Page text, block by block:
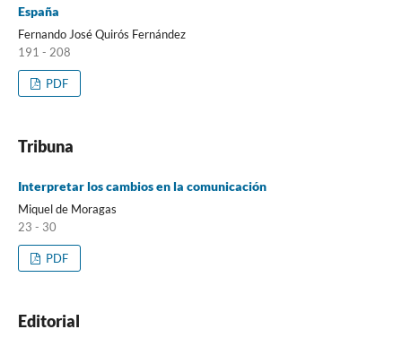
España
Fernando José Quirós Fernández
191 - 208
PDF
Tribuna
Interpretar los cambios en la comunicación
Miquel de Moragas
23 - 30
PDF
Editorial